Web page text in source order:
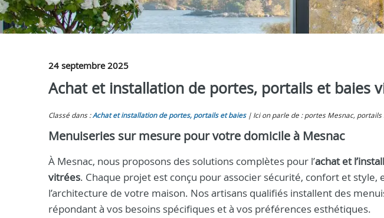
24 septembre 2025
Achat et installation de portes, portails et baies
Classé dans :Achat et installation de portes, portails et baies Ici on parle de : portes Mesnac,
Menuiseries sur mesure pour votre domicile à Mesnac
À Mesnac, nous proposons des solutions complètes pour l’achat et
vitrées. Chaque projet est conçu pour associer sécurité, confort et style,
l’architecture de votre maison. Nos artisans qualifiés installent des
répondant à vos besoins spécifiques et à vos préférences esthétiques.